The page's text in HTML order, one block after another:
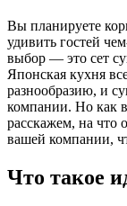
Вы планируете
удивить гостей
выбор — это сет
Японская кухня
разнообразию, и
компании. Но как
расскажем, на что
вашей компании,
Что такое